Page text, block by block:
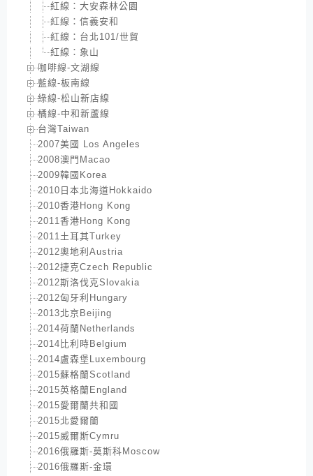
紅線：大安森林公園
紅線：信義安和
紅線：台北101/世貿
紅線：象山
咖啡線-文湖線
藍線-板南線
綠線-松山新店線
橘線-中和新蘆線
台灣Taiwan
2007美國 Los Angeles
2008澳門Macao
2009韓國Korea
2010日本北海道Hokkaido
2010香港Hong Kong
2011香港Hong Kong
2011土耳其Turkey
2012奧地利Austria
2012捷克Czech Republic
2012斯洛伐克Slovakia
2012匈牙利Hungary
2013北京Beijing
2014荷蘭Netherlands
2014比利時Belgium
2014盧森堡Luxembourg
2015蘇格蘭Scotland
2015英格蘭England
2015愛爾蘭共和國
2015北愛爾蘭
2015威爾斯Cymru
2016俄羅斯-莫斯科Moscow
2016俄羅斯-金環